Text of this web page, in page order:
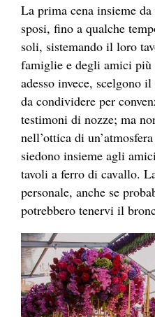
La prima cena insieme
sposi, fino a qualche
soli, sistemando il loro
famiglie e degli amici più
adesso invece, scelgono
da condividere per
testimoni di nozze; ma
nell’ottica di
siedono insieme agli
tavoli a ferro di cavallo.
personale, anche se
potrebbero tenervi il